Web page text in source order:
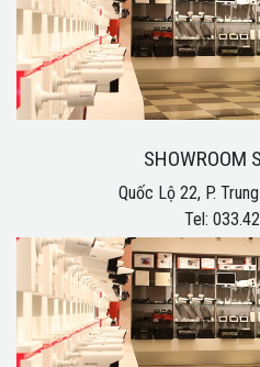
SHOWROOM
Quốc Lộ 22, P.
Tel: